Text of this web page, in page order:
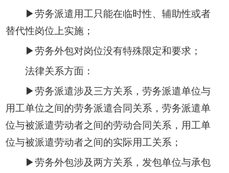
▶劳务派遣用工只能在临时性、辅助性或者
替代性岗位上实施；
▶劳务外包对岗位没有特殊限定和要求；
法律关系方面：
▶劳务派遣涉及三方关系，劳务派遣单位与
用工单位之间的劳务派遣合同关系，劳务派遣单
位与被派遣劳动者之间的劳动合同关系，用工单
位与被派遣劳动者之间的实际用工关系；
▶劳务外包涉及两方关系，发包单位与承包